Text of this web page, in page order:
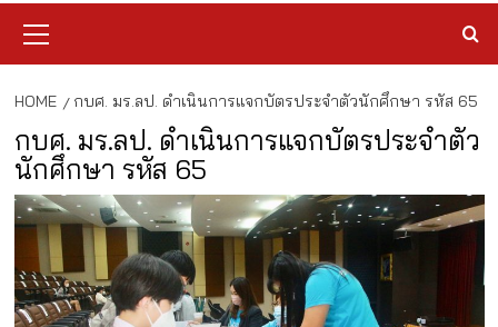
Menu
HOME กบศ. มร.ลป. ดำเนินการแจกบัตรประจำตัวนักศึกษา รหัส 65
กบศ. มร.ลป. ดำเนินการแจกบัตรประจำตัว
นักศึกษา รหัส 65